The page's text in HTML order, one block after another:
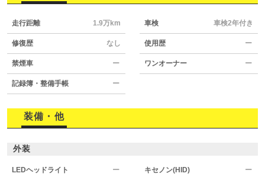
走行距離 1.9万km 車検 車検2年付き
修復歴 なし 使用歴 ー
禁煙車 ー ワンオーナー ー
記録簿・整備手帳 ー
装備・他
外装
LEDヘッドライト ー キセノン(HID) ー